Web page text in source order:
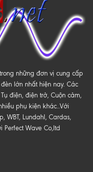
những đơn vị cung cấp
lớn nhất hiện nay. Các
điện, điện trở, Cuộn cảm,
phụ kiện khác..Với
WBT, Lundahl, Cardas,
Perfect Wave Co,ltd